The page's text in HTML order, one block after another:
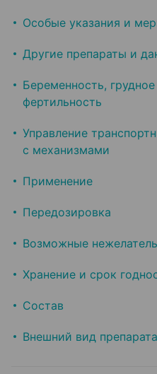
Особые указания и
Другие препараты и
Беременность,
фертильность
Управление
с механизмами
Применение
Передозировка
Возможные
Хранение и срок
Состав
Внешний вид